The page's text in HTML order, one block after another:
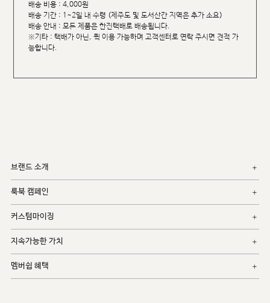
배송 비용 : 4,000원
배송 기간 : 1~2일 내 수령 (제주도 및 도서산간 지역은 추가 소요)
배송 안내 : 모든 제품은 한진택배로 배송됩니다.
※기타 : 택배가 아닌, 퀵 이용 가능하며 고객센터로 연락 주시면 견적 가
능합니다.
브랜드 소개
룩북 캠페인
커스텀마이징
지속가능한 가치
멤버쉽 혜택